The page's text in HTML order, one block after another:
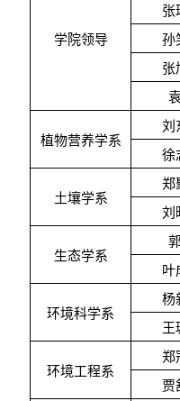
学院领导
张
孙
张
植物营养学系
刘
徐
土壤学系
郑
刘
生态学系
叶
环境科学系
杨
王
环境工程系
郑
贾